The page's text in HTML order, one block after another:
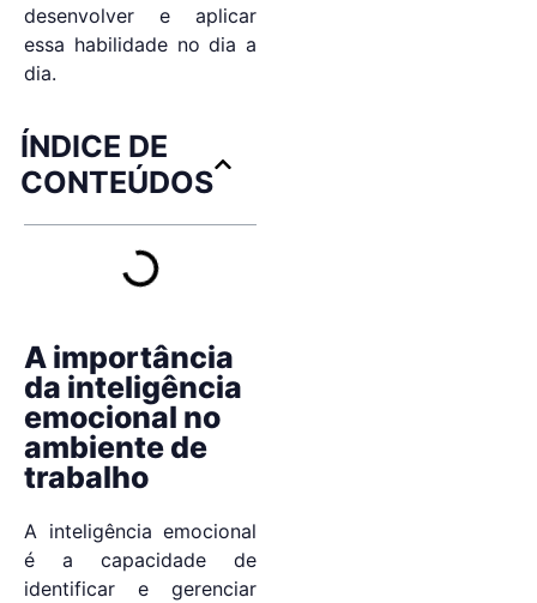
desenvolver e aplicar
essa habilidade no dia a
dia.
ÍNDICE DE
CONTEÚDOS
A importância
da inteligência
emocional no
ambiente de
trabalho
A inteligência emocional
é a capacidade de
identificar e gerenciar